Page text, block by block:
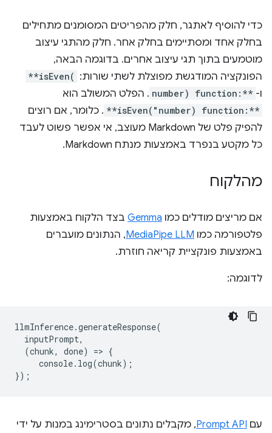
כדי להוסיף לאתגר, חלק מהפריטים המסומנים מתחילים
בחלק אחד ומסתיימים בחלק אחר. חלק מהתגי עיצוב
מוטמעים בתוך תגי עיצוב אחרים. בדוגמה הבאה,
הפונקציה המודגשת מפוצלת לשתי שורות: **isEven(
ו- number) function:** . הפלט המשולב הוא
**isEven("number) function:** . כלומר, אם רוצים
להפיק פלט של Markdown מעוצב, אי אפשר פשוט לעבד
כל מקטע בנפרד באמצעות מנתח Markdown.
מהלקוח
אם מריצים מודלים כמו Gemma בצד הלקוח באמצעות
פלטפורמה כמו MediaPipe LLM, הנתונים מועברים
באמצעות פונקציית קריאה חוזרת.
לדוגמה:
llmInference.generateResponse(
inputPrompt,
(chunk, done) => {
console. log(chunk);
});
עם Prompt API, מקבלים נתונים בסטרימינג במנות על ידי